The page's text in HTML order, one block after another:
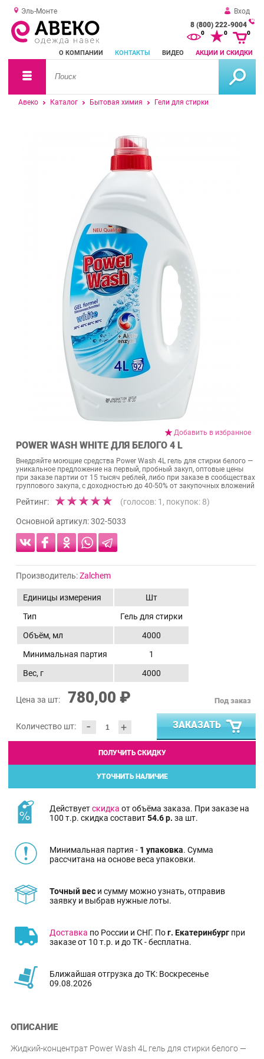
Эль-Монте
Вход
8 (800) 222-9004
О КОМПАНИИ КОНТАКТЫ ВИДЕО АКЦИИ И СКИДКИ
0 0 0
Авеко Каталог Бытовая химия Гели для стирки
Добавить в избранное
POWER WASH WHITE ДЛЯ БЕЛОГО 4 L
Внедряйте моющие средства Power Wash 4L гель для стирки белого —
уникальное предложение на первый, пробный закуп, оптовые цены
при заказе партии от 15 тысяч реблей, либо при заказе в сообществах
группового закупа, с доходностью до 40-50% от закупочных вложений
Рейтинг: (голосов: 1 , покупок: 8)
Основной артикул:302-5033
Производитель:Zalchem
Единицы измерения
Шт
Тип
Гель для стирки
Объём, мл
4000
Минимальная партия
1
Вес, г
4000
Цена за шт: 780,00 ₽
Количество шт: - +
Под заказ
ЗАКАЗАТЬ
ПОЛУЧИТЬ СКИДКУ
УТОЧНИТЬ НАЛИЧИЕ
Действуетскидка от объёма заказа. При заказе на
100 т.р. скидка составит54.6 р. за шт.
Минимальная партия - 1 упаковка. Сумма
рассчитана на основе веса упаковки.
Точный вес и сумму можно узнать, отправив
заявку и выбрав нужные лоты.
Доставка по России и СНГ. Пог. Екатеринбург при
заказе от 10 т.р. и до ТК - бесплатна.
Ближайшая отгрузка до ТК: Воскресенье
09.08.2026
ОПИСАНИЕ
Жидкий-концентрат Power Wash 4L гель для стирки белого —